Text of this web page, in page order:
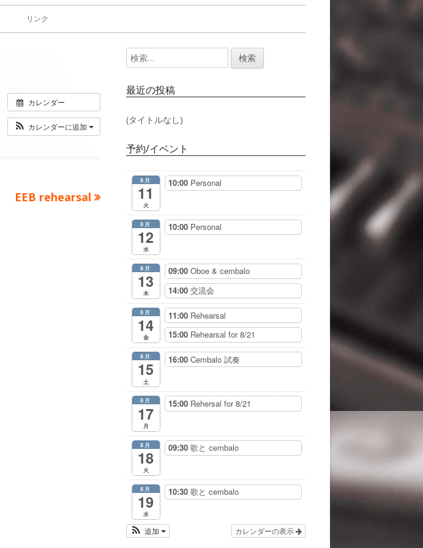
リンク
カレンダー
カレンダーに追加
次
EEB rehearsal
メ
イ
ン
サ
イ
ド
バ
検
索:
最近の投稿
(タイトルなし)
予約/イベント
8月
11
火
10:00 Personal
8月
12
水
10:00 Personal
8月
13
木
09:00 Oboe & cembalo
14:00 交流会
8月
14
金
11:00 Rehearsal
15:00 Rehearsal for 8/21
8月
15
土
16:00 Cembalo 試奏
8月
17
月
15:00 Rehersal for 8/21
8月
18
火
09:30 歌と cembalo
8月
19
水
10:30 歌と cembalo
カレンダーの表示
追加